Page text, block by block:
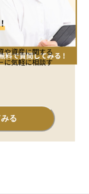
）は、株式などと同様
投資信託の償還金も分
益の扱いとなります。
よる再投資リスクや、
です。特に利回りの高
で早期償還されると、
を強いられることにな
投資商品の出口であ
です。理解しておくこ
ターンのイメージを正
や資産に関する
に気軽に相談す
る